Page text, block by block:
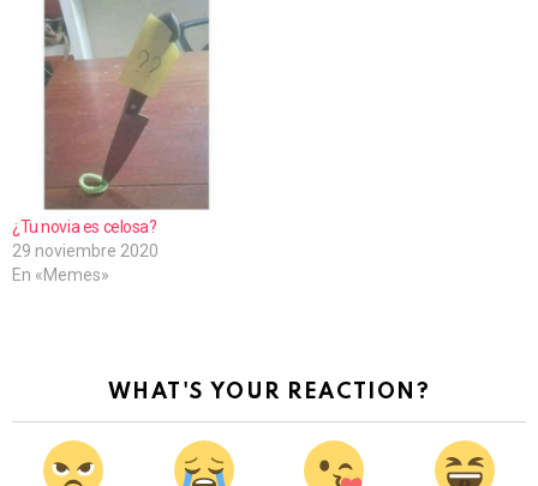
¿Tu novia es celosa?
29 noviembre 2020
En «Memes»
WHAT'S YOUR REACTION?